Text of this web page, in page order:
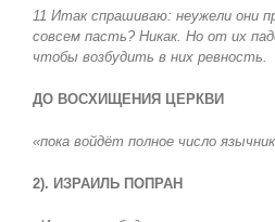
11 Итак спрашиваю: неужели они
совсем пасть? Никак. Но от их
чтобы возбудить в них ревность.
ДО ВОСХИЩЕНИЯ ЦЕРКВИ
«пока войдёт полное число
2). ИЗРАИЛЬ ПОПРАН